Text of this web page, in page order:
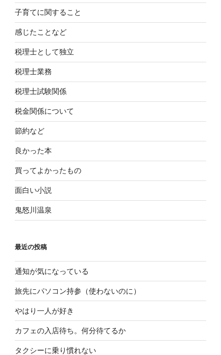
子育てに関すること
感じたことなど
税理士として独立
税理士業務
税理士試験関係
税金関係について
節約など
良かった本
買ってよかったもの
面白い小説
鬼怒川温泉
最近の投稿
通知が気になっている
旅先にパソコン持参（使わないのに）
やはり一人が好き
カフェの入店待ち。何分待てるか
タクシーに乗り慣れない